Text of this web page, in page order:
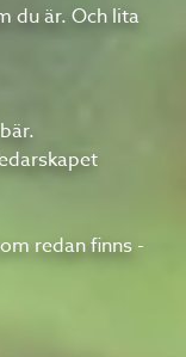
du är. Och lita
redan finns -